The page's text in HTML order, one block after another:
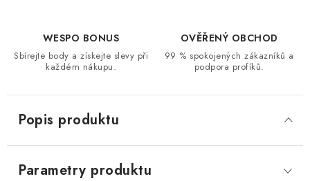
WESPO BONUS
Sbírejte body a získejte slevy při
každém nákupu.
OVĚŘENÝ OBCHOD
99 % spokojených zákazníků a
podpora profíků.
Popis produktu
Parametry produktu